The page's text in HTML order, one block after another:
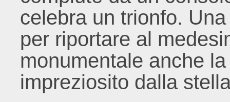
celebra un trionfo.
per riportare al
monumentale anche
impreziosito dalla